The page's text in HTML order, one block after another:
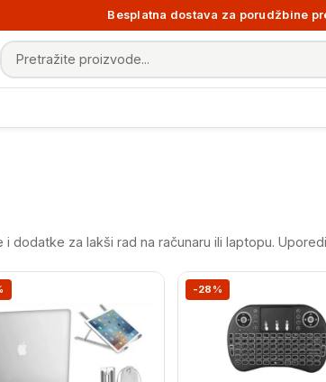
Besplatna dostava za porudžbine
Pretraga proizvoda
dodatke za lakši rad na računaru ili laptopu.
-28%